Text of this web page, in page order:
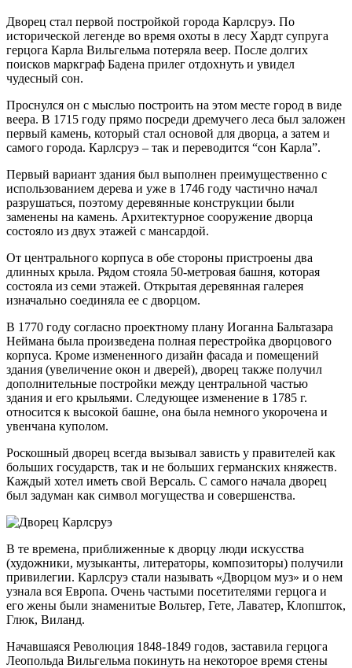
Дворец стал первой постройкой города Карлсруэ. По
исторической легенде во время охоты в лесу Хардт супруга
герцога Карла Вильгельма потеряла веер. После долгих
поисков маркграф Бадена прилег отдохнуть и увидел
чудесный сон.
Проснулся он с мыслью построить на этом месте город в виде
веера. В 1715 году прямо посреди дремучего леса был заложен
первый камень, который стал основой для дворца, а затем и
самого города. Карлсруэ – так и переводится “сон Карла”.
Первый вариант здания был выполнен преимущественно с
использованием дерева и уже в 1746 году частично начал
разрушаться, поэтому деревянные конструкции были
заменены на камень. Архитектурное сооружение дворца
состояло из двух этажей с мансардой.
От центрального корпуса в обе стороны пристроены два
длинных крыла. Рядом стояла 50-метровая башня, которая
состояла из семи этажей. Открытая деревянная галерея
изначально соединяла ее с дворцом.
В 1770 году согласно проектному плану Иоганна Бальтазара
Неймана была произведена полная перестройка дворцового
корпуса. Кроме измененного дизайн фасада и помещений
здания (увеличение окон и дверей), дворец также получил
дополнительные постройки между центральной частью
здания и его крыльями. Следующее изменение в 1785 г.
относится к высокой башне, она была немного укорочена и
увенчана куполом.
Роскошный дворец всегда вызывал зависть у правителей как
больших государств, так и не больших германских княжеств.
Каждый хотел иметь свой Версаль. С самого начала дворец
был задуман как символ могущества и совершенства.
В те времена, приближенные к дворцу люди искусства
(художники, музыканты, литераторы, композиторы) получили
привилегии. Карлсруэ стали называть «Дворцом муз» и о нем
узнала вся Европа. Очень частыми посетителями герцога и
его жены были знаменитые Вольтер, Гете, Лаватер, Клопшток,
Глюк, Виланд.
Начавшаяся Революция 1848-1849 годов, заставила герцога
Леопольда Вильгельма покинуть на некоторое время стены